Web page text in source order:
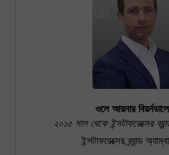
ওলে আয়নার
২০১৫ সাল থেকে ইন্সটাফরেক্সের
ইন্সটাফরেক্সের ব্র্যান্ড